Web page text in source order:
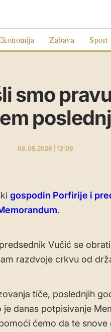
Zabava Sport
smo
08.05.2026 | 12:09
gospodin Porfirije i
.
Vučić se
razdvoje crkvu od
tiče, poslednjih
je danas potpisivanje
ćemo da te